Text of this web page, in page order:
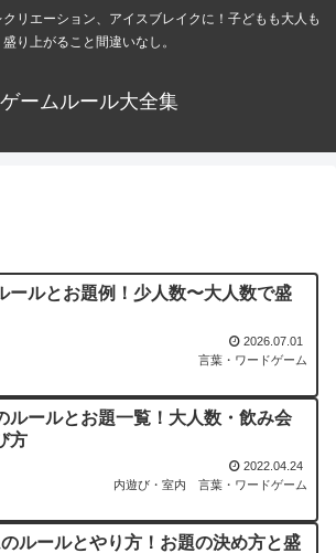
リエーション、アイスブレイクに！子どもも大人も
盛り上がること間違いなし。
ゲームルール大全集
ールとお題例！少人数〜大人数で盛
2026.07.01
言葉・ワードゲーム
ルールとお題一覧！大人数・飲み会
方
2022.04.24
内遊び・室内
言葉・ワードゲーム
ルールとやり方！お題の決め方と盛